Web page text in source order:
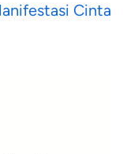
Cinta